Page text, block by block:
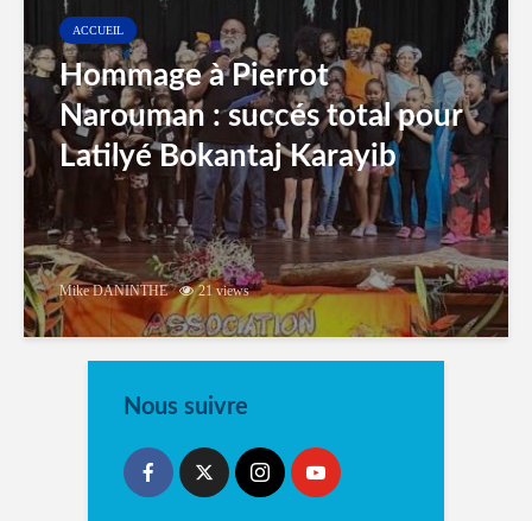
ACCUEIL
Hommage à Pierrot
Narouman : succés total pour
Latilyé Bokantaj Karayib
Mike DANINTHE 21 views
Nous suivre